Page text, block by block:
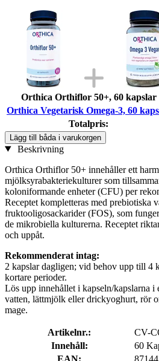
Orthica Orthiflor 50+, 60 kapslar
Orthica Vegetarisk Omega-3, 60
Totalpris:
Lägg till båda i varukorgen
Beskrivning
Orthica Orthiflor 50+ innehåller ett
mjölksyrabakteriekulturer som
koloniformande enheter (CFU) per
Receptet kompletteras med prebiotiska
fruktooligosackarider (FOS), som
de mikrobiella kulturerna. Receptet
och uppåt.
Rekommenderat intag:
2 kapslar dagligen; vid behov upp till 4
kortare perioder.
Lös upp innehållet i kapseln/kapslarna i
vatten, lättmjölk eller drickyoghurt, rör
mage.
Artikelnr.:
CV-
Innehåll:
60
EAN: